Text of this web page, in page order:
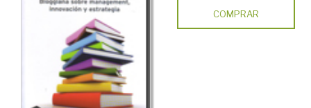
COMPRAR